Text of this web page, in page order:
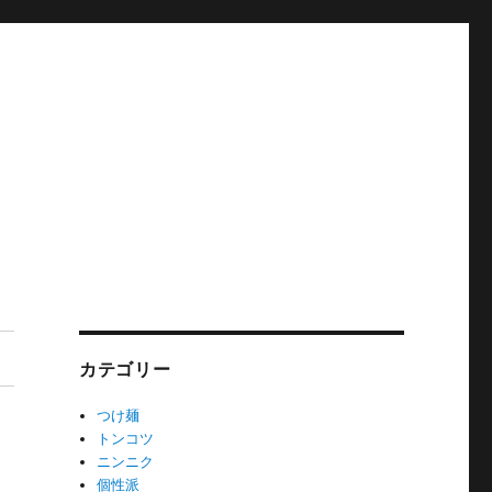
カテゴリー
つけ麺
トンコツ
ニンニク
個性派